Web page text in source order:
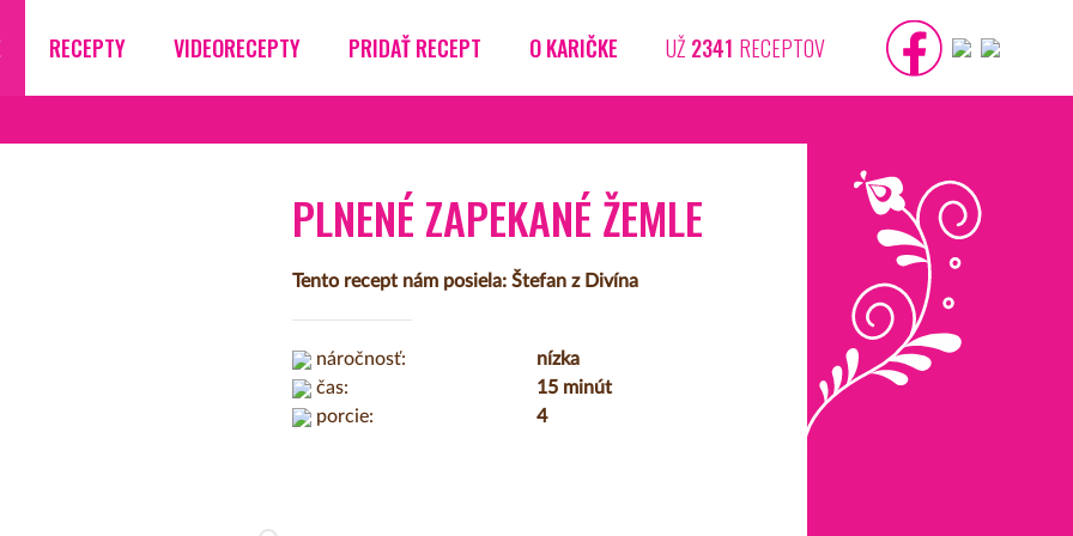
RECEPTY VIDEORECEPTY PRIDAŤ RECEPT O KARIČKE UŽ 2341 RECEPTOV
PLNENÉ ZAPEKANÉ ŽEMLE
Tento recept nám posiela: Štefan z Divína
náročnosť:
nízka
čas:
15 minút
porcie:
4